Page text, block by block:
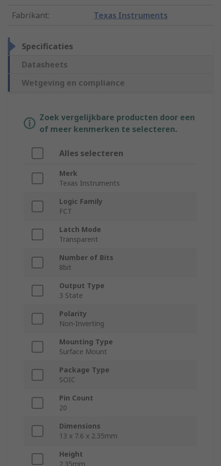
Fabrikant: Texas Instruments
Specificaties
Datasheets
Wetgeving en compliance
Zoek vergelijkbare producten door een
of meer kenmerken te selecteren.
Alles selecteren
Merk
Texas Instruments
Logic Family
FCT
Latch Mode
Transparent
Number of Bits
8bit
Output Type
3 State
Polarity
Non-Inverting
Mounting Type
Surface Mount
Package Type
SOIC
Pin Count
20
Dimensions
13 x 7.6 x 2.35mm
Height
2.35mm